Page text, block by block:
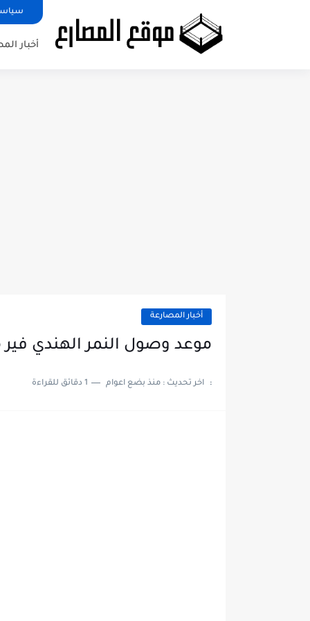
أخبار
أخبار المصارعة
موعد وصول النمر الهندي فير
: اخر تحديث : منذ بضع اعوام 1 دقائق للقراءة